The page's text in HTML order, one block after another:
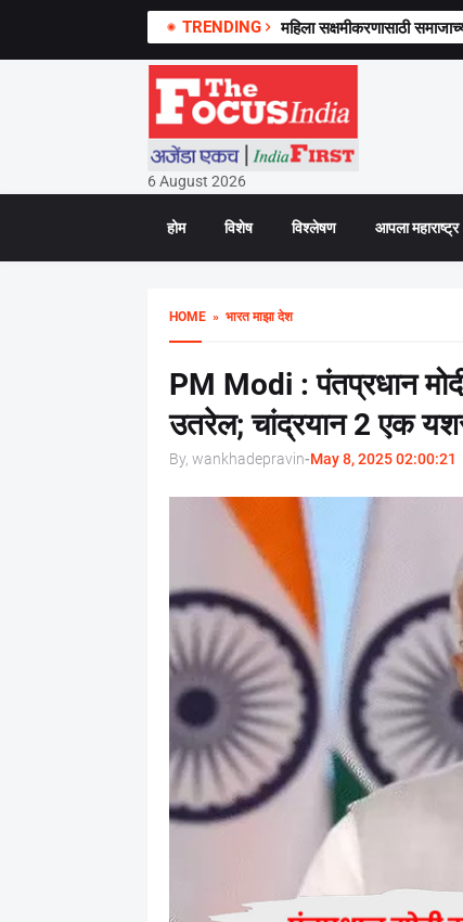
TRENDING महिला सक्षमीकरणासाठी
6 August 2026
होम विशेष विश्लेषण आपला महाराष्ट्र
HOME» भारत माझा देश
PM Modi : पंतप्रधान
उतरेल; चांद्रयान 2 एक
By, wankhadepravin-May 8, 2025 02:00:21